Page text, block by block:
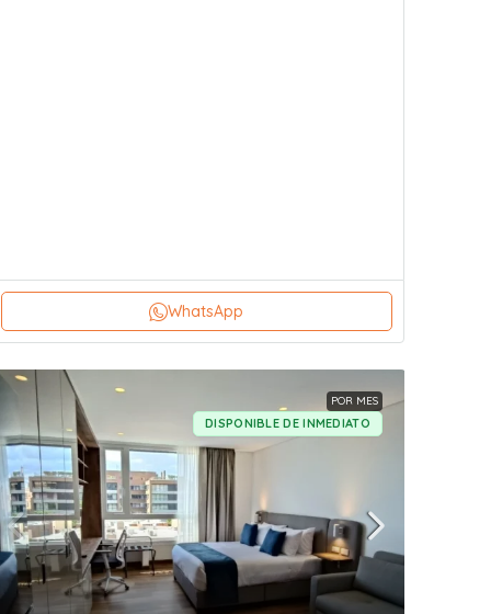
WhatsApp
POR MES
DISPONIBLE DE INMEDIATO